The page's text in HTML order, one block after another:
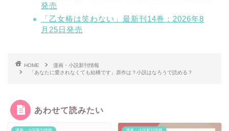
発売
「乙女椿は笑わない」最新刊14巻：2026年8
月25日発売
HOME
漫画・小説新刊情報
「あなたに愛されなくても結構です」原作は？小説はなろうで読める？
あわせて読みたい